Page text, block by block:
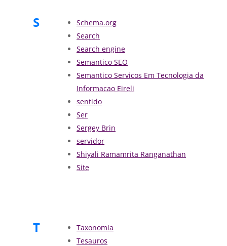
S
Schema.org
Search
Search engine
Semantico SEO
Semantico Servicos Em Tecnologia da
Informacao Eireli
sentido
Ser
Sergey Brin
servidor
Shiyali Ramamrita Ranganathan
Site
T
Taxonomia
Tesauros